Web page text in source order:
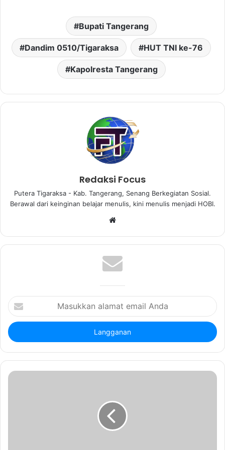
Bupati Tangerang
Dandim 0510/Tigaraksa HUT TNI ke-76
Kapolresta Tangerang
Redaksi Focus
Putera Tigaraksa - Kab. Tangerang, Senang Berkegiatan Sosial.
Berawal dari keinginan belajar menulis, kini menulis menjadi HOBI.
Website
Masukkan
alamat
email
Anda